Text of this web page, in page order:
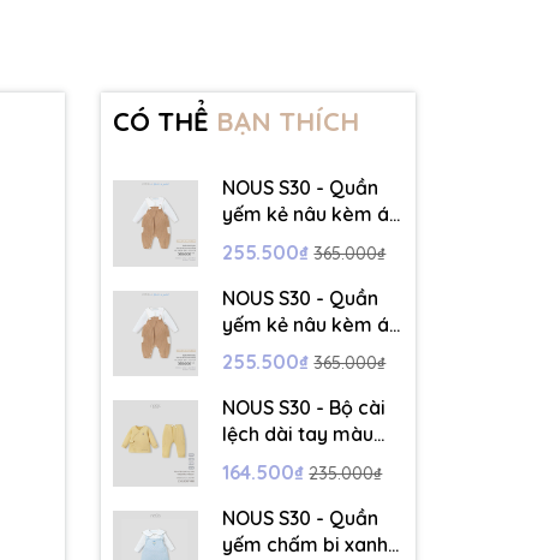
CÓ THỂ BẠN THÍCH
NOUS S30 - Quần
yếm kẻ nâu kèm áo
dài tay màu trắng -
3-6M - SS26.T5C
255.500₫ 365.000₫
NOUS S30 - Quần
yếm kẻ nâu kèm áo
dài tay màu trắng -
6-9M - SS26.T5C
255.500₫ 365.000₫
NOUS S30 - Bộ cài
lệch dài tay màu
vàng thêu trang trí
- 12-18M - SS26.T5C
164.500₫ 235.000₫
NOUS S30 - Quần
yếm chấm bi xanh